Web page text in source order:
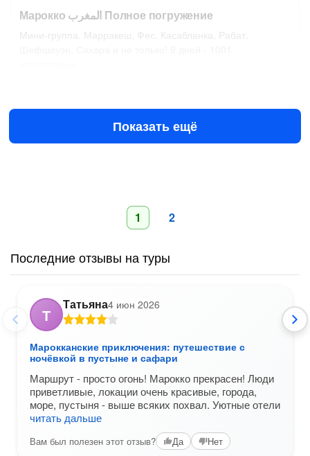
Марокко المغرب Полное погружение
Мини-группа. Марракеш, Фес, Касабланка, Рабат,
152 842 ₽ за человека
Показать ещё
1 2
Последние отзывы на туры
Т
Татьяна4 июн 2026
Марокканские приключения: путешествие с
ночёвкой в пустыне и сафари
Маршрут - просто огонь! Марокко прекрасен! Люди
приветливые, локации очень красивые, города,
море, пустыня - выше всяких похвал. Уютные отели
читать дальше
Вам был полезен этот отзыв? Да Нет